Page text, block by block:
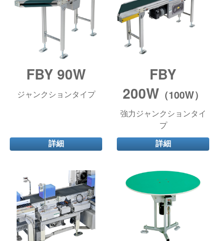
FBY 90W
ジャンクションタイプ
詳細
FBY
200W（100W）
強力ジャンクションタイ
プ
詳細